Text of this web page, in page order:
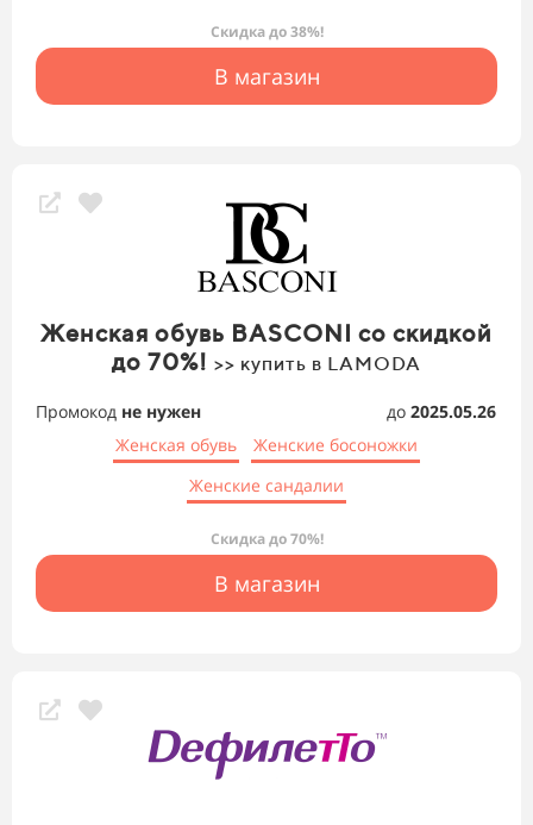
Скидка до 38%!
В магазин
Женская обувь BASCONI со скидкой
до 70%! >> купить в LAMODA
Промокод не нужен до 2025.05.26
Женская обувь
Женские босоножки
Женские сандалии
Скидка до 70%!
В магазин